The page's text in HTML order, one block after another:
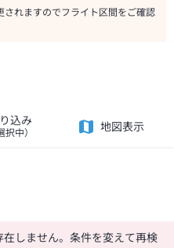
れますのでフライト区間をご確認
込み
択中）
地図表示
しません。条件を変えて再検